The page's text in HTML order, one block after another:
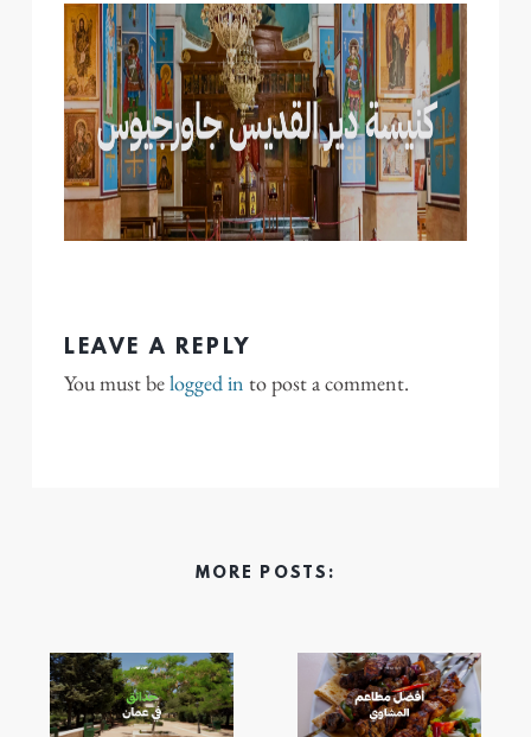
LEAVE A REPLY
You must belogged in to post a comment.
MORE POSTS: